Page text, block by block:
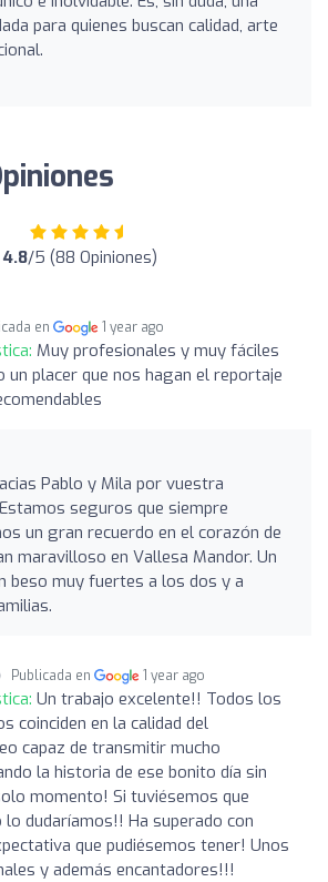
para quienes buscan calidad, arte
4.8/5 (88 Opiniones)
en 1 year ago
Muy profesionales y muy fáciles
un placer que nos hagan el reportaje
Pablo y Mila por vuestra
seguros que siempre
un gran recuerdo en el corazón de
maravilloso en Vallesa Mandor. Un
beso muy fuertes a los dos y a
Publicada en 1 year ago
Un trabajo excelente!! Todos los
coinciden en la calidad del
capaz de transmitir mucho
la historia de ese bonito día sin
momento! Si tuviésemos que
lo dudaríamos!! Ha superado con
que pudiésemos tener! Unos
y además encantadores!!!